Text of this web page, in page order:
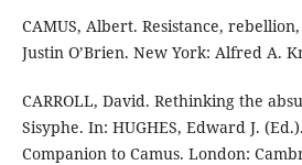
CAMUS, Albert. Resistance,
Justin O’Brien. New York: Alfred A.
CARROLL, David. Rethinking the
Sisyphe. In: HUGHES, Edward J.
Companion to Camus. London: